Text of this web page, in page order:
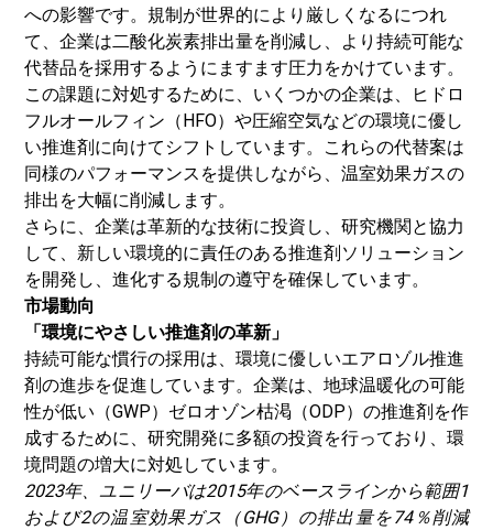
への影響です。規制が世界的により厳しくなるにつれ
て、企業は二酸化炭素排出量を削減し、より持続可能な
代替品を採用するようにますます圧力をかけています。
この課題に対処するために、いくつかの企業は、ヒドロ
フルオールフィン（HFO）や圧縮空気などの環境に優し
い推進剤に向けてシフトしています。これらの代替案は
同様のパフォーマンスを提供しながら、温室効果ガスの
排出を大幅に削減します。
さらに、企業は革新的な技術に投資し、研究機関と協力
して、新しい環境的に責任のある推進剤ソリューション
を開発し、進化する規制の遵守を確保しています。
市場動向
「環境にやさしい推進剤の革新」
持続可能な慣行の採用は、環境に優しいエアロゾル推進
剤の進歩を促進しています。企業は、地球温暖化の可能
性が低い（GWP）ゼロオゾン枯渇（ODP）の推進剤を作
成するために、研究開発に多額の投資を行っており、環
境問題の増大に対処しています。
2023年、ユニリーバは2015年のベースラインから範囲1
および2の温室効果ガス（GHG）の排出量を74％削減